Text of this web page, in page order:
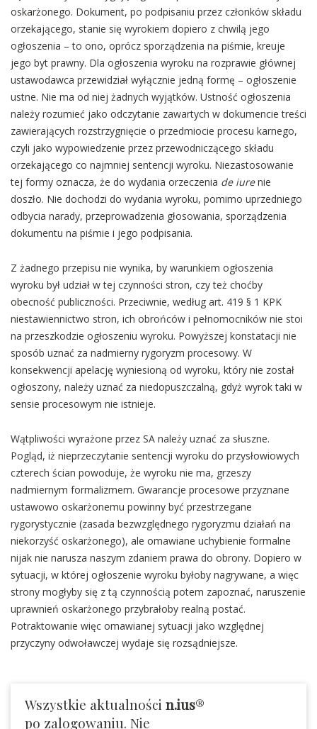
oskarżonego. Dokument, po podpisaniu przez członków składu
orzekającego, stanie się wyrokiem dopiero z chwilą jego
ogłoszenia – to ono, oprócz sporządzenia na piśmie, kreuje
jego byt prawny. Dla ogłoszenia wyroku na rozprawie głównej
ustawodawca przewidział wyłącznie jedną formę – ogłoszenie
ustne. Nie ma od niej żadnych wyjątków. Ustność ogłoszenia
należy rozumieć jako odczytanie zawartych w dokumencie treści
zawierających rozstrzygnięcie o przedmiocie procesu karnego,
czyli jako wypowiedzenie przez przewodniczącego składu
orzekającego co najmniej sentencji wyroku. Niezastosowanie
tej formy oznacza, że do wydania orzeczenia de iurenie
doszło. Nie dochodzi do wydania wyroku, pomimo uprzedniego
odbycia narady, przeprowadzenia głosowania, sporządzenia
dokumentu na piśmie i jego podpisania.
Z żadnego przepisu nie wynika, by warunkiem ogłoszenia
wyroku był udział w tej czynności stron, czy też choćby
obecność publiczności. Przeciwnie, według art. 419 § 1 KPK
niestawiennictwo stron, ich obrońców i pełnomocników nie stoi
na przeszkodzie ogłoszeniu wyroku. Powyższej konstatacji nie
sposób uznać za nadmierny rygoryzm procesowy. W
konsekwencji apelację wyniesioną od wyroku, który nie został
ogłoszony, należy uznać za niedopuszczalną, gdyż wyrok taki w
sensie procesowym nie istnieje.
Wątpliwości wyrażone przez SA należy uznać za słuszne.
Pogląd, iż nieprzeczytanie sentencji wyroku do przysłowiowych
czterech ścian powoduje, że wyroku nie ma, grzeszy
nadmiernym formalizmem. Gwarancje procesowe przyznane
ustawowo oskarżonemu powinny być przestrzegane
rygorystycznie (zasada bezwzględnego rygoryzmu działań na
niekorzyść oskarżonego), ale omawiane uchybienie formalne
nijak nie narusza naszym zdaniem prawa do obrony. Dopiero w
sytuacji, w której ogłoszenie wyroku byłoby nagrywane, a więc
strony mogłyby się z tą czynnością potem zapoznać, naruszenie
uprawnień oskarżonego przybrałoby realną postać.
Potraktowanie więc omawianej sytuacji jako względnej
przyczyny odwoławczej wydaje się rozsądniejsze.
Wszystkie aktualności n.ius®
po zalogowaniu. Nie